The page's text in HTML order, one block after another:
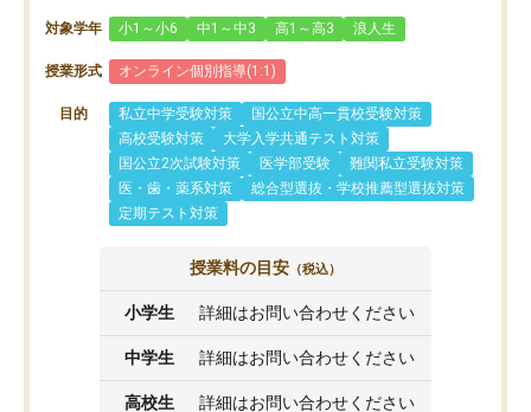
対象学年 小1～小6 中1～中3 高1～高3 浪人生
授業形式 オンライン個別指導(1:1)
目的 私立中学受験対策
国公立中高一貫校受験対策
高校受験対策
大学入学共通テスト対策
国公立2次試験対策
医学部受験
難関私立受験対策
医・歯・薬系対策
総合型選抜・学校推薦型選抜対策
定期テスト対策
授業料の目安 （税込）
小学生 詳細はお問い合わせください
中学生 詳細はお問い合わせください
高校生 詳細はお問い合わせください